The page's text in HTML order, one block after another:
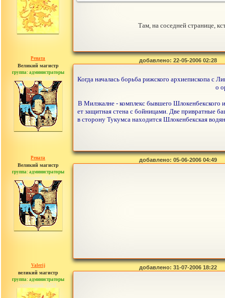
Там, на соседней странице,
Рената
Великий магистр
группа: администраторы
сообщений: 30442
добавлено: 22-05-2006 02:28
Когда началась борьба рижского архиепископа с
о
В Милзкалне - комплекс бывшего Шлокенбекского
ет защитная стена с бойницами. Две привратные
в сторону Тукумса находится Шлокенбекская
Рената
Великий магистр
группа: администраторы
сообщений: 30442
добавлено: 05-06-2006 04:49
Valerij
великий магистр
группа: администраторы
сообщений: 3753
добавлено: 31-07-2006 18:22